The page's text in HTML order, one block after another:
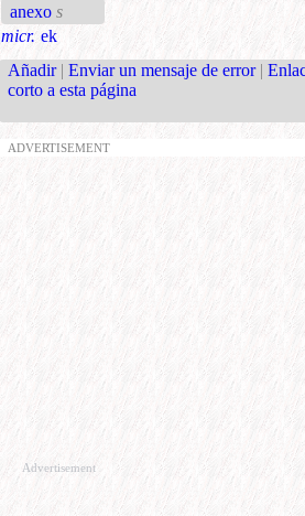
anexo s
micr. ek
Añadir | Enviar un mensaje de error |
corto a esta página
ADVERTISEMENT
Advertisement